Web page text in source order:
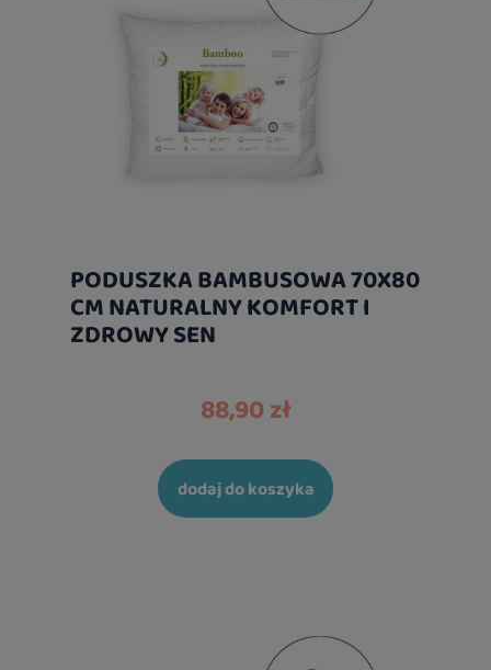
PODUSZKA BAMBUSOWA 70X80
CM NATURALNY KOMFORT I
ZDROWY SEN
88,90 zł
dodaj do koszyka